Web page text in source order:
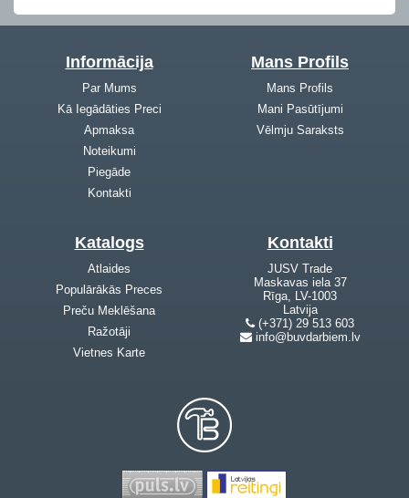
Informācija
Par Mums
Kā Iegādāties Preci
Apmaksa
Noteikumi
Piegāde
Kontakti
Mans Profils
Mans Profils
Mani Pasūtījumi
Vēlmju Saraksts
Katalogs
Atlaides
Populārākās Preces
Preču Meklēšana
Ražotāji
Vietnes Karte
Kontakti
JUSV Trade
Maskavas iela 37
Rīga, LV-1003
Latvija
(+371) 29 513 603
info@buvdarbiem.lv